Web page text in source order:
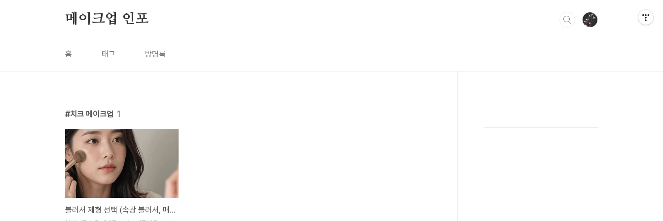
메이크업 인포
홈 태그 방명록
치크 메이크업 1
블러셔 제형 선택 (속광 블러셔, 매트 블러셔, 베이스 궁합)